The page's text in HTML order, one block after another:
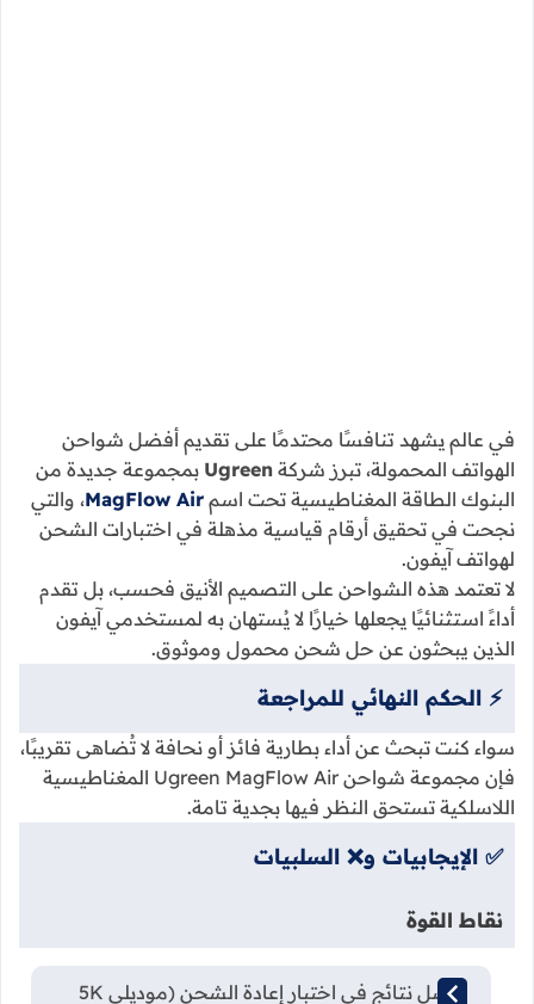
في عالم يشهد تنافسًا محتدمًا على تقديم أفضل شواحن
الهواتف المحمولة، تبرز شركة Ugreen بمجموعة جديدة من
البنوك الطاقة المغناطيسية تحت اسم MagFlow Air، والتي
نجحت في تحقيق أرقام قياسية مذهلة في اختبارات الشحن
لهواتف آيفون.
لا تعتمد هذه الشواحن على التصميم الأنيق فحسب، بل تقدم
أداءً استثنائيًا يجعلها خيارًا لا يُستهان به لمستخدمي آيفون
الذين يبحثون عن حل شحن محمول وموثوق.
⚡ الحكم النهائي للمراجعة
سواء كنت تبحث عن أداء بطارية فائز أو نحافة لا تُضاهى تقريبًا،
فإن مجموعة شواحن Ugreen MagFlow Air المغناطيسية
اللاسلكية تستحق النظر فيها بجدية تامة.
✅ الإيجابيات و❌ السلبيات
نقاط القوة
أفضل نتائج في اختبار إعادة الشحن (موديلي 5K